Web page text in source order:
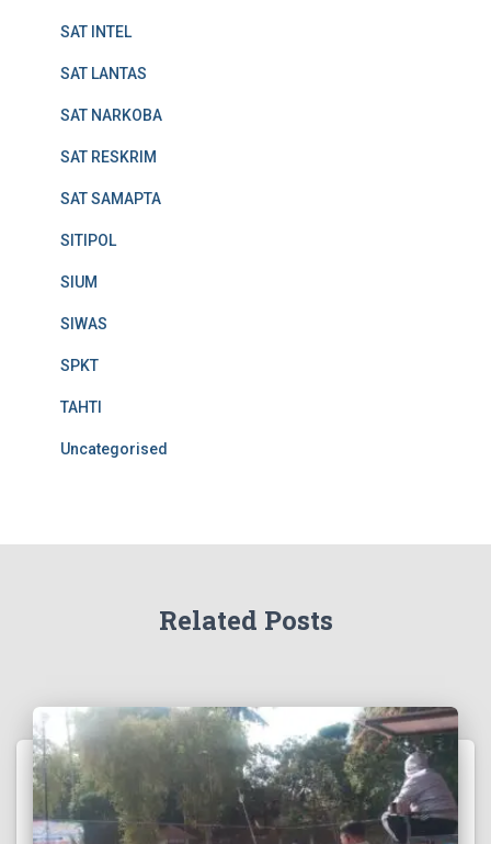
SAT INTEL
SAT LANTAS
SAT NARKOBA
SAT RESKRIM
SAT SAMAPTA
SITIPOL
SIUM
SIWAS
SPKT
TAHTI
Uncategorised
Related Posts